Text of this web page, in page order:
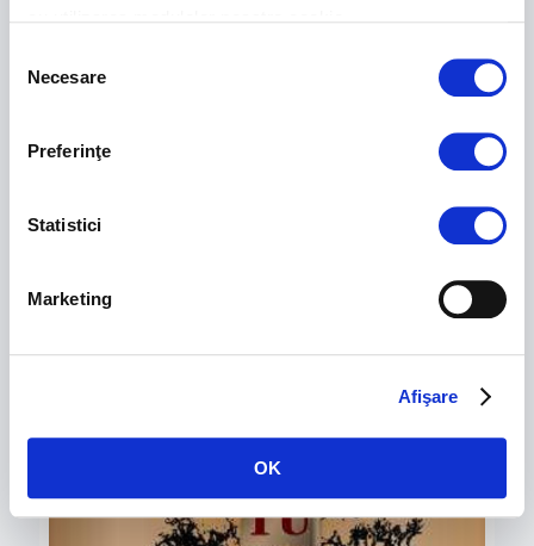
consimțământului
Necesare
Preferinţe
Statistici
Marketing
Afişare
OK